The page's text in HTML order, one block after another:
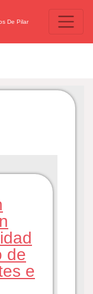
De Pilar
de
e